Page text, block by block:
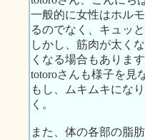
一般的に女性はホル
るのでなく、キュッ
しかし、筋肉が太く
くなる場合もあります
totoroさんも様子を見
もし、ムキムキにな
く。
また、体の各部の脂